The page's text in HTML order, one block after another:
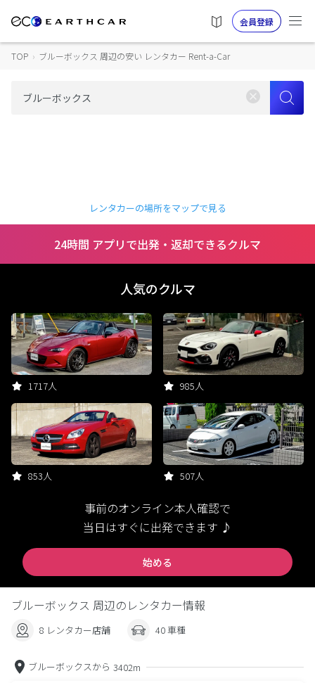
会員登録
TOP › ブルーボックス 周辺の安い レンタカー Rent-a-Car
レンタカーの場所をマップで見る
24時間 アプリで出発・返却できるクルマ
人気のクルマ
1717人 985人
853人 507人
事前のオンライン本人確認で
当日はすぐに出発できます ♪
始める
ブルーボックス 周辺のレンタカー情報
8 レンタカー店舗 40 車種
ブルーボックスから 3402m